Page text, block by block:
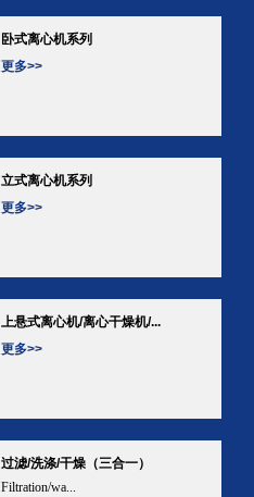
卧式离心机系列
更多>>
立式离心机系列
更多>>
上悬式离心机/离心干燥机/...
更多>>
过滤/洗涤/干燥（三合一）
Filtration/wa...